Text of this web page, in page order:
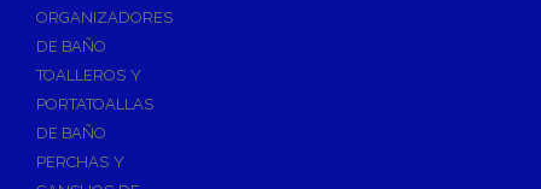
Fregaderos
Grifería de Fregadero
Recambios de fregadero
Contra Incendios
ORGANIZADORES
DE BAÑO
TOALLEROS Y
PORTATOALLAS
DE BAÑO
PERCHAS Y